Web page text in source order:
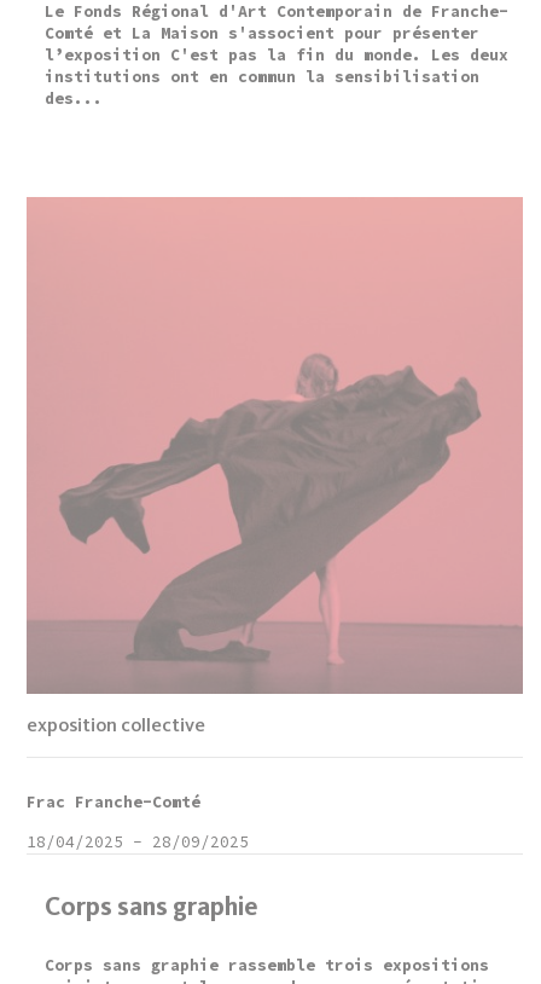
Le Fonds Régional d'Art Contemporain de Franche-
Comté et La Maison s'associent pour présenter
l’exposition C'est pas la fin du monde. Les deux
institutions ont en commun la sensibilisation
des...
exposition collective
Corps sans graphie
Corps sans graphie rassemble trois expositions
Frac Franche-Comté
18/04/2025 - 28/09/2025